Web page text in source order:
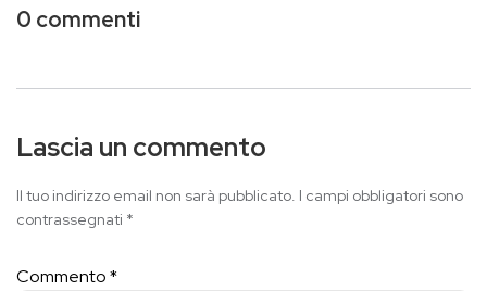
0 commenti
Lascia un commento
Il tuo indirizzo email non sarà pubblicato. I campi obbligatori sono
contrassegnati *
Commento*